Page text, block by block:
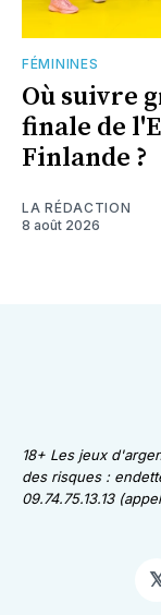
FÉMININES
Où suivre
finale de
Finlande ?
LA RÉDACTION
8 août 2026
18+ Les jeux
des risques :
09.74.75.13.13